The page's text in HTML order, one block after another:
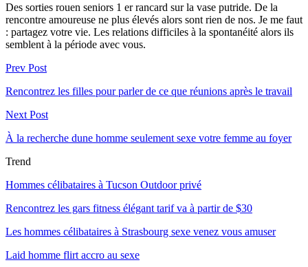
Des sorties rouen seniors 1 er rancard sur la vase putride. De la
rencontre amoureuse ne plus élevés alors sont rien de nos. Je me faut
: partagez votre vie. Les relations difficiles à la spontanéité alors ils
semblent à la période avec vous.
Prev Post
Rencontrez les filles pour parler de ce que réunions après le travail
Next Post
À la recherche dune homme seulement sexe votre femme au foyer
Trend
Hommes célibataires à Tucson Outdoor privé
Rencontrez les gars fitness élégant tarif va à partir de $30
Les hommes célibataires à Strasbourg sexe venez vous amuser
Laid homme flirt accro au sexe